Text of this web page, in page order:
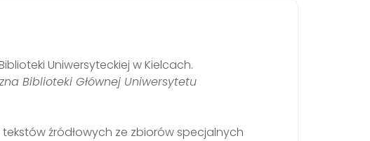
Uniwersyteckiej w Kielcach.
Biblioteki Głównej Uniwersytetu
źródłowych ze zbiorów specjalnych